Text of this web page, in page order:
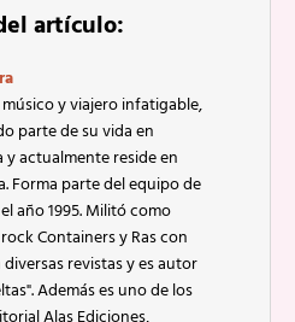
artículo:
y viajero infatigable,
parte de su vida en
y actualmente reside en
Forma parte del equipo de
año 1995. Militó como
Containers y Ras con
revistas y es autor
Además es uno de los